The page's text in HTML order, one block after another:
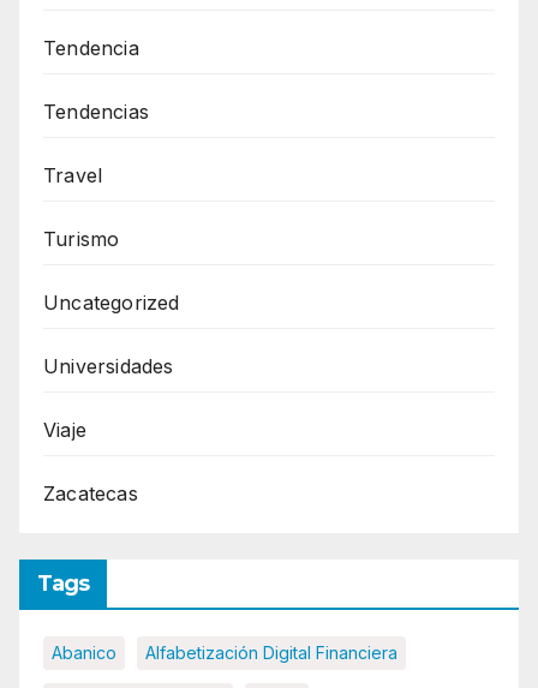
Tendencia
Tendencias
Travel
Turismo
Uncategorized
Universidades
Viaje
Zacatecas
Tags
Abanico Alfabetización Digital Financiera